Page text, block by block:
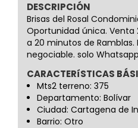
DESCRIPCIÓN
Brisas del Rosal
Oportunidad única. Venta
a 20 minutos de Ramblas.
negociable. solo
CARACTERíSTICAS
Mts2 terreno: 375
Departamento: Bolívar
Ciudad: Cartagena de
Barrio: Otro